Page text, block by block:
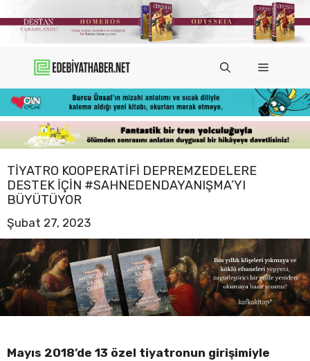
atla
Menü
TIYATRO KOOPERATIFI DEPREMZEDELERE
DESTEK IÇIN #SAHNEDENDAYANIŞMA’YI
BÜYÜTÜYOR
Şubat 27, 2023
Mayıs 2018’de 13 özel tiyatronun girişimiyle